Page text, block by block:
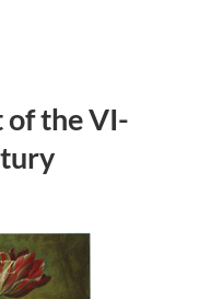
the VI-